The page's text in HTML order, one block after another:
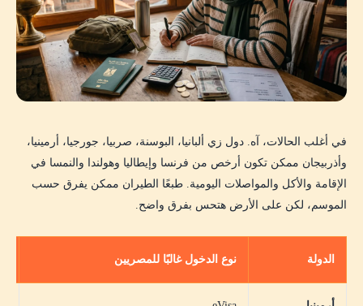
في أغلب الحالات، آه. دول زي ألبانيا، البوسنة، صربيا، جورجيا، أرمينيا،
وأذربيجان ممكن تكون أرخص من فرنسا وإيطاليا وهولندا والنمسا في
الإقامة والأكل والمواصلات اليومية. طبعًا الطيران ممكن يفرق حسب
الموسم، لكن على الأرض هتحس بفرق واضح.
الدولة نوع الدخول غالبًا للمصريين